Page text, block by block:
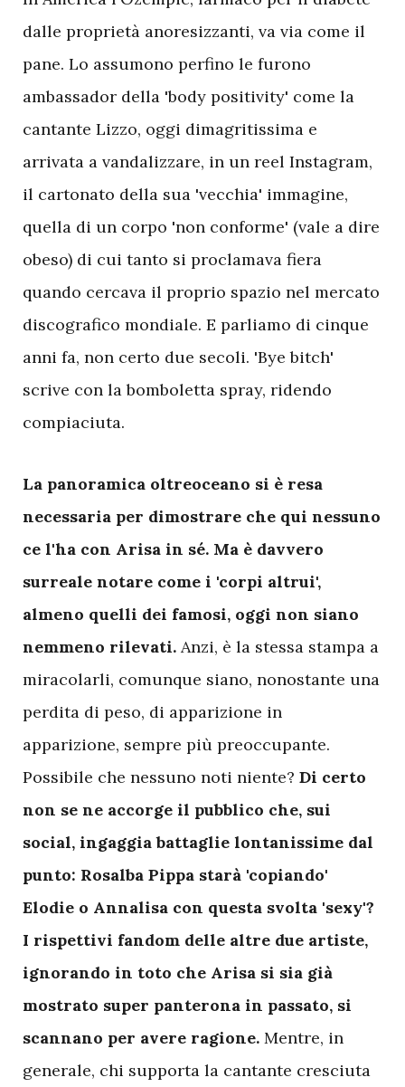
dalle proprietà anoresizzanti, va via come il
pane. Lo assumono perfino le furono
ambassador della 'body positivity' come la
cantante Lizzo, oggi dimagritissima e
arrivata a vandalizzare, in un reel Instagram,
il cartonato della sua 'vecchia' immagine,
quella di un corpo 'non conforme' (vale a dire
obeso) di cui tanto si proclamava fiera
quando cercava il proprio spazio nel mercato
discografico mondiale. E parliamo di cinque
anni fa, non certo due secoli. 'Bye bitch'
scrive con la bomboletta spray, ridendo
compiaciuta.
La panoramica oltreoceano si è resa
necessaria per dimostrare che qui nessuno
ce l'ha con Arisa in sé. Ma è davvero
surreale notare come i 'corpi altrui',
almeno quelli dei famosi, oggi non siano
nemmeno rilevati. Anzi, è la stessa stampa a
miracolarli, comunque siano, nonostante una
perdita di peso, di apparizione in
apparizione, sempre più preoccupante.
Possibile che nessuno noti niente? Di certo
non se ne accorge il pubblico che, sui
social, ingaggia battaglie lontanissime dal
punto: Rosalba Pippa starà 'copiando'
Elodie o Annalisa con questa svolta 'sexy'?
I rispettivi fandom delle altre due artiste,
ignorando in toto che Arisa si sia già
mostrato super panterona in passato, si
scannano per avere ragione. Mentre, in
generale, chi supporta la cantante cresciuta